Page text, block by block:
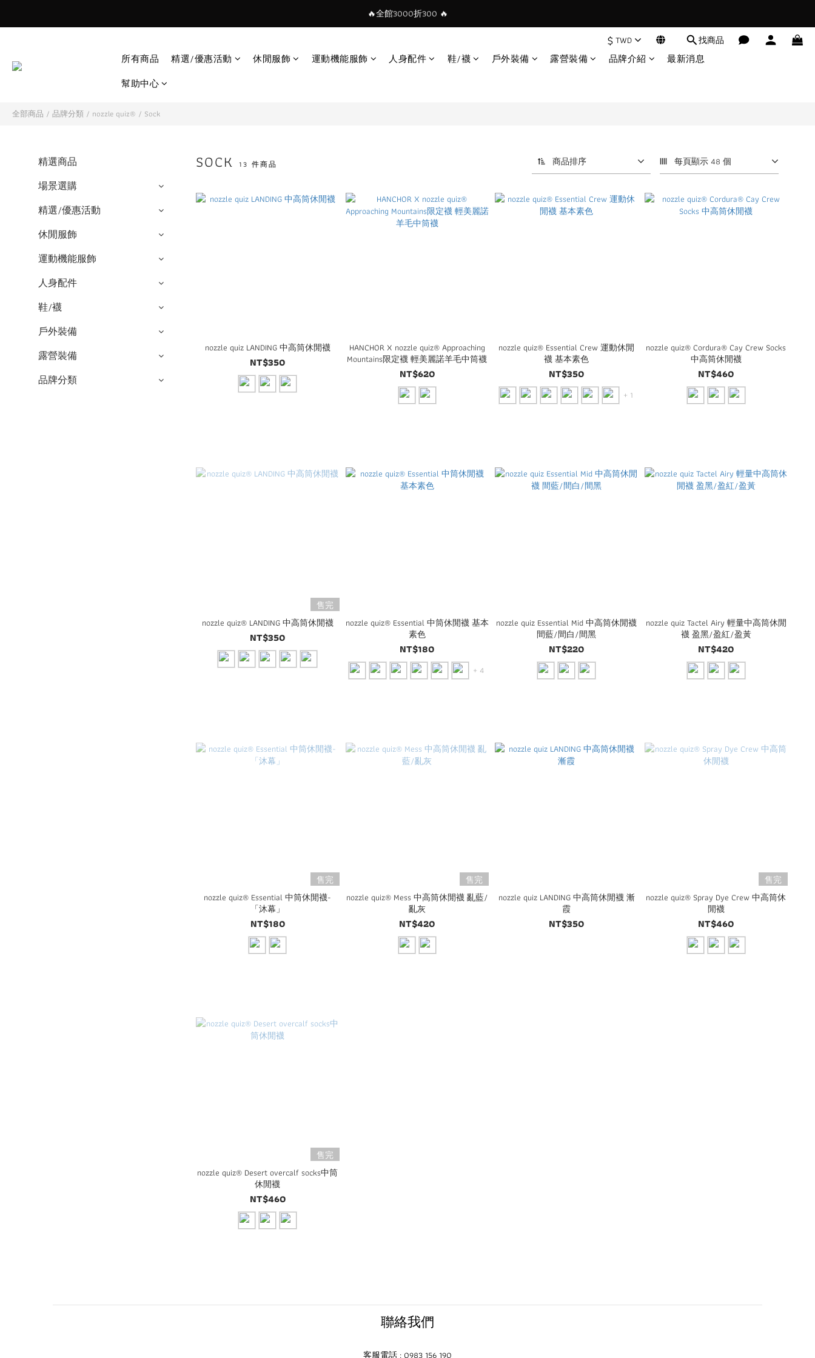
🔥全館3000折300 🔥
$ TWD 找商品
所有商品 精選/優惠活動 休閒服飾 運動機能服飾 人身配件 鞋/襪 戶外裝備 露營裝備 品牌介紹
最新消息
幫助中心
全部商品 / 品牌分類 / nozzle quiz® / Sock
精選商品
場景選購
精選/優惠活動
休閒服飾
運動機能服飾
人身配件
鞋/襪
戶外裝備
露營裝備
品牌分類
SOCK13 件商品 商品排序 每頁顯示 48 個
nozzle quiz LANDING 中高筒休閒襪
NT$350
HANCHOR X nozzle quiz® Approaching
Mountains限定襪 輕美麗諾羊毛中筒襪
NT$620
nozzle quiz® Essential Crew 運動休閒
襪 基本素色
NT$350
+ 1
nozzle quiz® Cordura® Cay Crew Socks
中高筒休閒襪
NT$460
售完
nozzle quiz® LANDING 中高筒休閒襪
NT$350
nozzle quiz® Essential 中筒休閒襪 基本
素色
NT$180
+ 4
nozzle quiz Essential Mid 中高筒休閒襪
間藍/間白/間黑
NT$220
nozzle quiz Tactel Airy 輕量中高筒休閒
襪 盈黑/盈紅/盈黃
NT$420
售完
nozzle quiz® Essential 中筒休閒襪-
「沐幕」
NT$180
售完
nozzle quiz® Mess 中高筒休閒襪 亂藍/
亂灰
NT$420
nozzle quiz LANDING 中高筒休閒襪 漸
霞
NT$350
售完
nozzle quiz® Spray Dye Crew 中高筒休
閒襪
NT$460
售完
nozzle quiz® Desert overcalf socks中筒
休閒襪
NT$460
聯絡我們
客服電話 : 0983 156 190